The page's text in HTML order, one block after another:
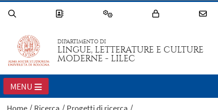
DIPARTIMENTO DI
LINGUE, LETTERATURE E CULTURE
MODERNE - LILEC
MENU